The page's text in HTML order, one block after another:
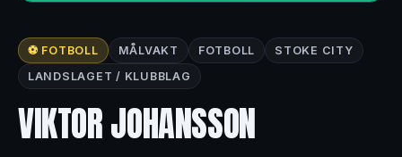
⚽ FOTBOLL MÅLVAKT FOTBOLL
STOKE CITY
LANDSLAGET / KLUBBLAG
VIKTOR JOHANSSON